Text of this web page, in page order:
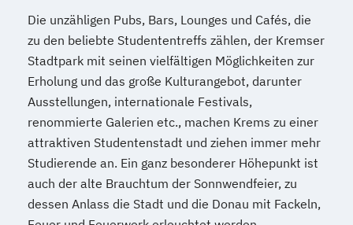
Die unzähligen Pubs, Bars, Lounges und Cafés, die
zu den beliebte Studententreffs zählen, der Kremser
Stadtpark mit seinen vielfältigen Möglichkeiten zur
Erholung und das große Kulturangebot, darunter
Ausstellungen, internationale Festivals,
renommierte Galerien etc., machen Krems zu einer
attraktiven Studentenstadt und ziehen immer mehr
Studierende an. Ein ganz besonderer Höhepunkt ist
auch der alte Brauchtum der Sonnwendfeier, zu
dessen Anlass die Stadt und die Donau mit Fackeln,